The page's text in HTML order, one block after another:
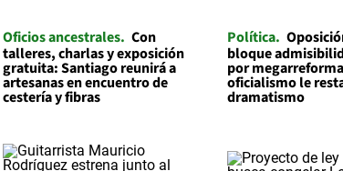
Oficios ancestrales Con
talleres, charlas y exposición
gratuita: Santiago reunirá a
artesanas en encuentro de
cestería y fibras
Política
bloque
por
oficialismo le
dramatismo